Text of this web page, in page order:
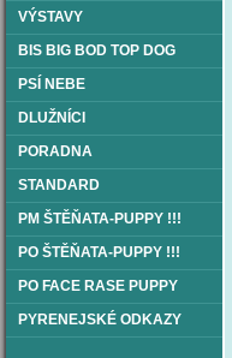
VÝSTAVY
BIS BIG BOD TOP DOG
PSÍ NEBE
DLUŽNÍCI
PORADNA
STANDARD
PM ŠTĚŇATA-PUPPY !!!
PO ŠTĚŇATA-PUPPY !!!
PO FACE RASE PUPPY
PYRENEJSKÉ ODKAZY